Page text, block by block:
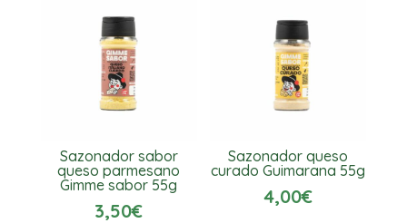
Sazonador sabor
queso parmesano
Gimme sabor 55g
3,50€
Sazonador queso
curado Guimarana 55g
4,00€